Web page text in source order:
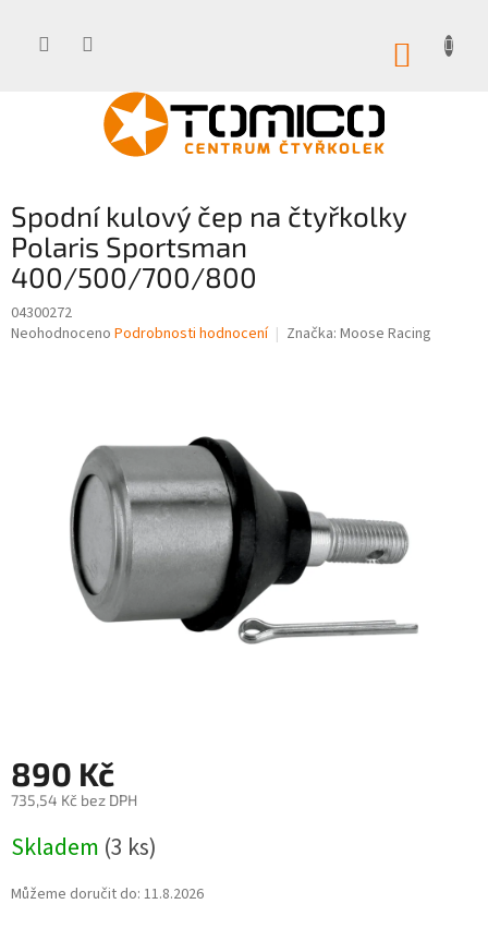
Spodní kulový čep na čtyřkolky
Polaris Sportsman
400/500/700/800
04300272
Průměrné
hvězdiček.
Neohodnoceno Podrobnosti hodnocení Značka: Moose Racing
890 Kč
735,54 Kč bez DPH
cena:
Skladem (3 ks)
Můžeme doručit do: 11.8.2026